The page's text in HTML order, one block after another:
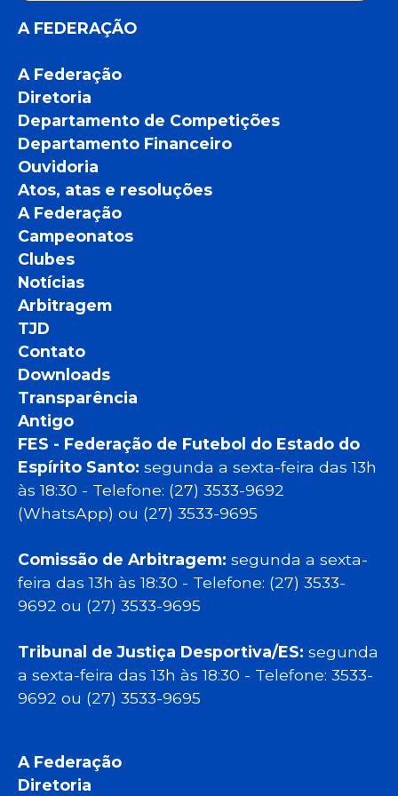
A FEDERAÇÃO
A Federação
Diretoria
Departamento de Competições
Departamento Financeiro
Ouvidoria
Atos, atas e resoluções
A Federação
Campeonatos
Clubes
Notícias
Arbitragem
TJD
Contato
Downloads
Transparência
Antigo
FES - Federação de Futebol do Estado do
Espírito Santo: segunda a sexta-feira das 13h
às 18:30 - Telefone: (27) 3533-9692
(WhatsApp) ou (27) 3533-9695
Comissão de Arbitragem: segunda a sexta-
feira das 13h às 18:30 - Telefone: (27) 3533-
9692 ou (27) 3533-9695
Tribunal de Justiça Desportiva/ES: segunda
a sexta-feira das 13h às 18:30 - Telefone: 3533-
9692 ou (27) 3533-9695
A Federação
Diretoria